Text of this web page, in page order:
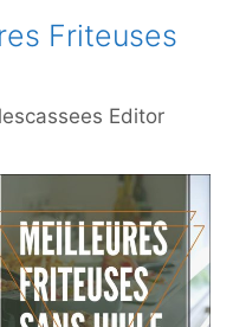
Friteuses
Editor